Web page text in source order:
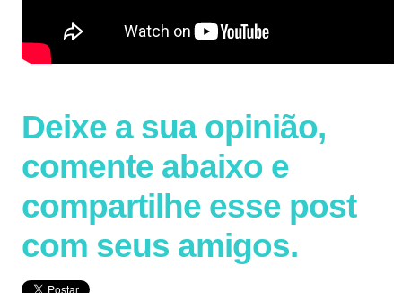
Deixe a sua opinião,
comente abaixo e
compartilhe esse post
com seus amigos.